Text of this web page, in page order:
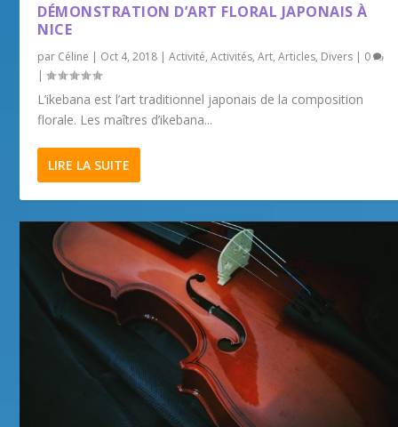
DÉMONSTRATION D’ART FLORAL JAPONAIS À
NICE
par Céline | Oct 4, 2018 |Activité,Activités,Art,Articles, Divers | 0
|
L’ikebana est l’art traditionnel japonais de la composition
florale. Les maîtres d’ikebana...
LIRE LA SUITE